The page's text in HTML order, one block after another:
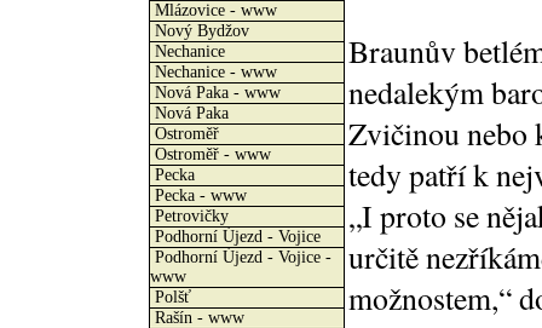
Mlázovice - www
Nový Bydžov
Nechanice
Nechanice - www
Nová Paka - www
Nová Paka
Ostroměř
Ostroměř - www
Pecka
Pecka - www
Petrovičky
Podhorní Újezd - Vojice
Podhorní Újezd - Vojice -
www
Polšť
Rašín - www
Braunův
nedalekým
Zvičinou nebo
tedy patří k
„I proto se
určitě
možnostem,“